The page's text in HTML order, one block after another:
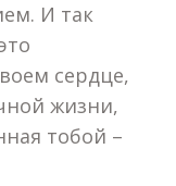
И так
сердце,
жизни,
тобой –